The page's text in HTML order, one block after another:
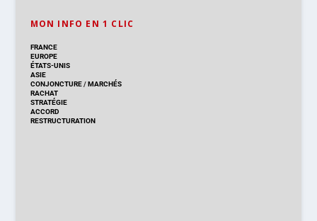
MON INFO EN 1 CLIC
FRANCE
EUROPE
ÉTATS-UNIS
ASIE
CONJONCTURE/MARCHÉS
RACHAT
STRATÉGIE
ACCORD
RESTRUCTURATION